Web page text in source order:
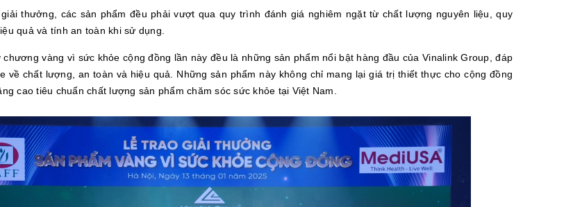
thưởng, các sản phẩm đều phải vượt qua quy trình đánh giá nghiêm ngặt từ chất lượng nguyên liệu, quy
quả và tính an toàn khi sử dụng.
chương vàng vì sức khỏe cộng đồng lần này đều là những sản phẩm nổi bật hàng đầu của Vinalink Group, đáp
về chất lượng, an toàn và hiệu quả. Những sản phẩm này không chỉ mang lại giá trị thiết thực cho cộng đồng
cao tiêu chuẩn chất lượng sản phẩm chăm sóc sức khỏe tại Việt Nam.